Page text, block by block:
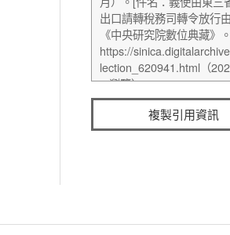
複製引用資訊